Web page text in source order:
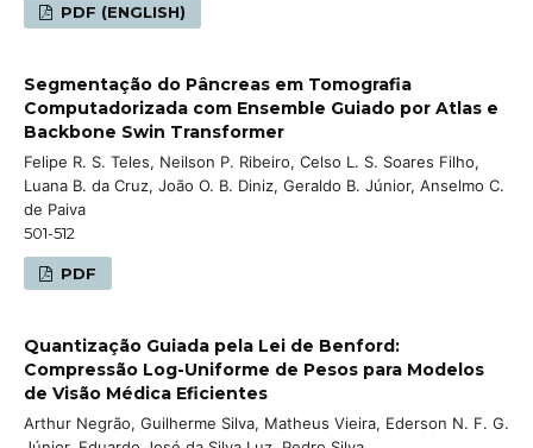
PDF (ENGLISH)
Segmentação do Pâncreas em Tomografia
Computadorizada com Ensemble Guiado por Atlas e
Backbone Swin Transformer
Felipe R. S. Teles, Neilson P. Ribeiro, Celso L. S. Soares Filho,
Luana B. da Cruz, João O. B. Diniz, Geraldo B. Júnior, Anselmo C.
de Paiva
501-512
PDF
Quantização Guiada pela Lei de Benford:
Compressão Log-Uniforme de Pesos para Modelos
de Visão Médica Eficientes
Arthur Negrão, Guilherme Silva, Matheus Vieira, Ederson N. F. G.